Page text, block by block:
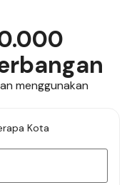
menggunakan
Kota